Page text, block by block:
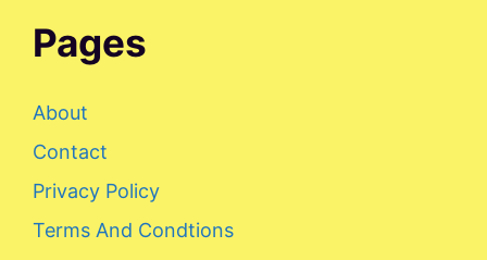
Pages
About
Contact
Privacy Policy
Terms And Condtions